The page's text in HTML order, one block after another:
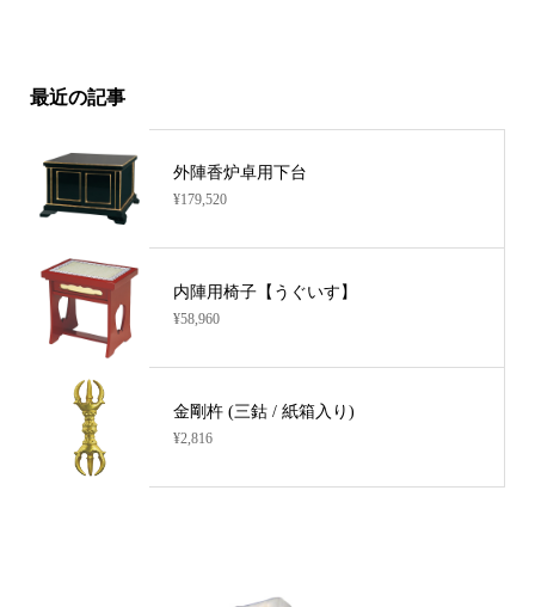
最近の記事
外陣香炉卓用下台
¥179,520
内陣用椅子【うぐいす】
¥58,960
金剛杵 (三鈷 / 紙箱入り)
¥2,816